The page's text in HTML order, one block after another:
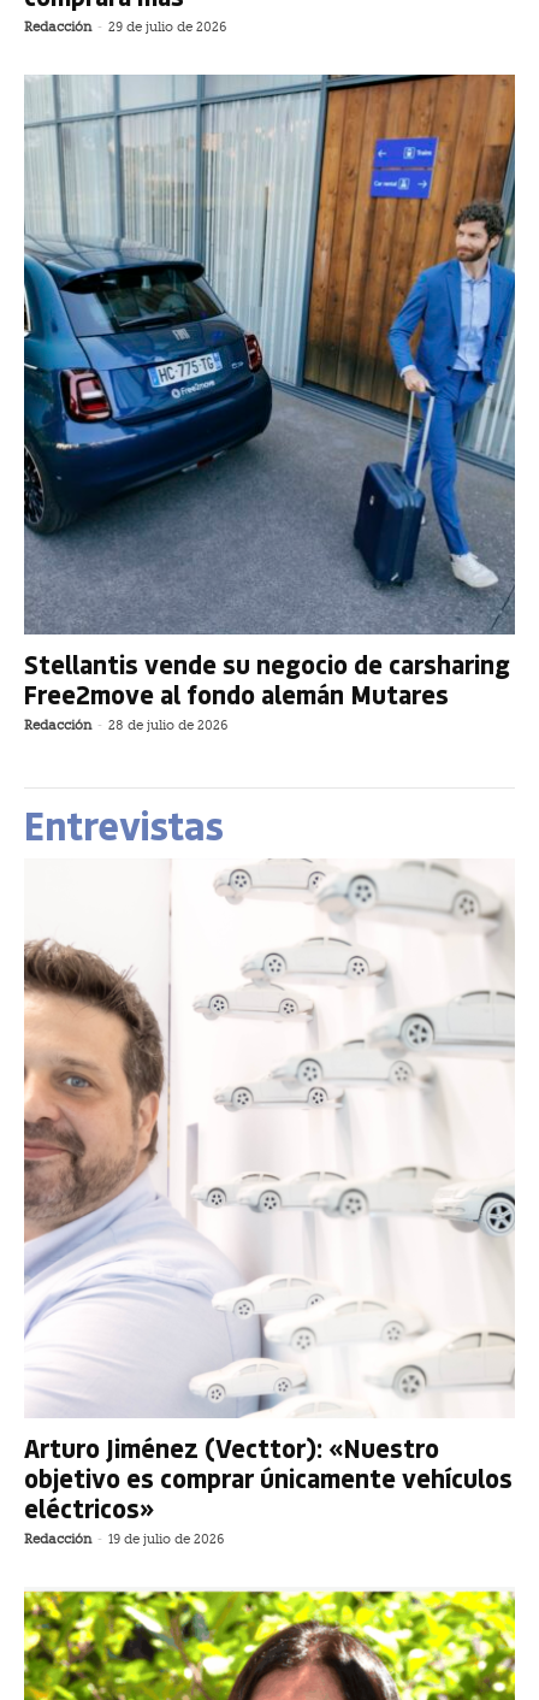
Redacción - 29 de julio de 2026
Stellantis vende su negocio de carsharing
Free2move al fondo alemán Mutares
Redacción - 28 de julio de 2026
Entrevistas
Arturo Jiménez (Vecttor): «Nuestro
objetivo es comprar únicamente vehículos
eléctricos»
Redacción - 19 de julio de 2026